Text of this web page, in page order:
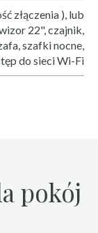
złączenia ), lub
22", czajnik,
szafki nocne,
do sieci Wi-Fi
pokój